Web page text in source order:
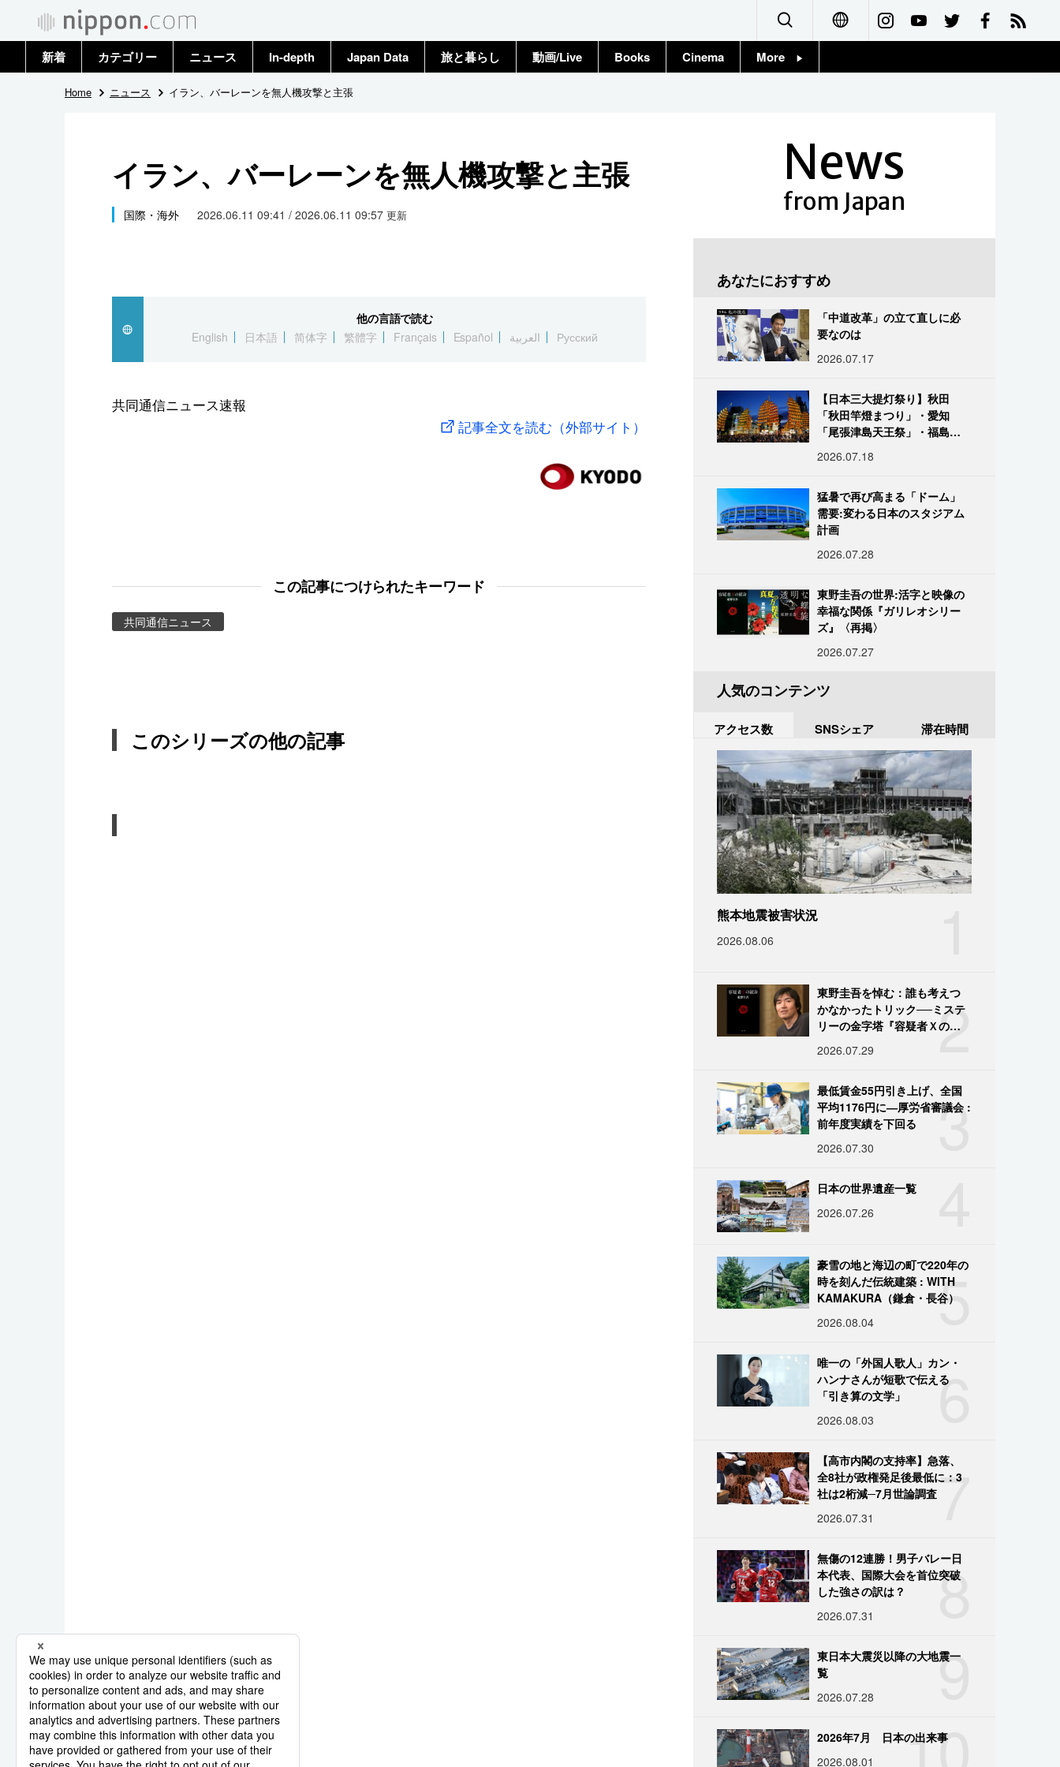
Français
新着 カテゴリー
政治・外交
国際
科学・技術
暮らし
ニュース
トップ
In-depth Japan Data 旅と暮らし 動画/Live Books Cinema More
Home ニュース イラン、バーレーンを無人機攻撃と主張
イラン、バーレーンを無人機攻撃と主張
国際・海外 2026.06.11 09:41 / 2026.06.11 09:57 更新
他の言語で読む
English
日本語 简体字 繁體字 Français Español العربية Русский
共同通信ニュース速報
記事全文を読む（外部サイト）
この記事につけられたキーワード
共同通信ニュース
このシリーズの他の記事
News
from Japan
あなたにおすすめ
「中道改革」の立て直しに必
要なのは
2026.07.17
【日本三大提灯祭り】秋田
「秋田竿燈まつり」・愛知
「尾張津島天王祭」・福島
だしい灯火が夜空を照らす光
2026.07.18
猛暑で再び高まる「ドーム」
需要:変わる日本のスタジアム
計画
2026.07.28
東野圭吾の世界:活字と映像の
幸福な関係『ガリレオシリー
ズ』〈再掲〉
2026.07.27
人気のコンテンツ
アクセス数 SNSシェア 滞在時間
熊本地震被害状況
2026.08.06
2
東野圭吾を悼む：誰も考えつ
かなかったトリック──ミステ
リーの金字塔『容疑者Ｘの献
2026.07.29
3
最低賃金55円引き上げ、全国
平均1176円に―厚労省審議会 :
前年度実績を下回る
2026.07.30
日本の世界遺産一覧
2026.07.26
5
豪雪の地と海辺の町で220年の
時を刻んだ伝統建築 : WITH
KAMAKURA（鎌倉・長谷）
2026.08.04
6
唯一の「外国人歌人」カン・
ハンナさんが短歌で伝える
「引き算の文学」
2026.08.03
7
【高市内閣の支持率】急落、
全8社が政権発足後最低に：3
社は2桁減─7月世論調査
2026.07.31
8
無傷の12連勝！男子バレー日
本代表、国際大会を首位突破
した強さの訳は？
2026.07.31
9
東日本大震災以降の大地震一
覧
2026.07.28
10
2026年7月 日本の出来事
2026.08.01